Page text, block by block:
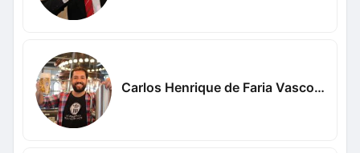
Carlos Henrique de Faria Vasconcelos